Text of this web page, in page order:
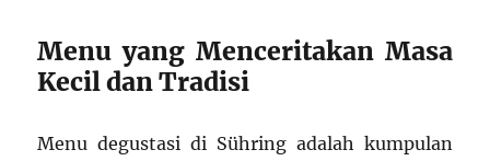
Menu yang Menceritakan Masa
Kecil dan Tradisi
Menu degustasi di Sühring adalah kumpulan